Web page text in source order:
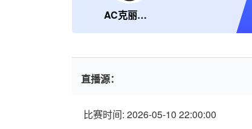
AC克丽玛1908
直播源：
比赛时间: 2026-05-10 22:00:00